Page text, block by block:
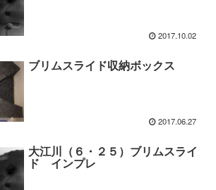
2017.10.02
ブリムスライド収納ボックス
2017.06.27
大江川（６・２５）ブリムスライ
ド インプレ